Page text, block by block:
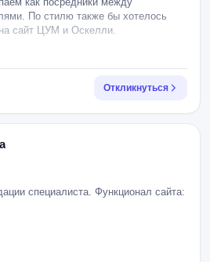
По стилю также бы хотелось
сайт ЦУМ и Оскелли.
Откликнуться
специалиста. Функционал сайта: